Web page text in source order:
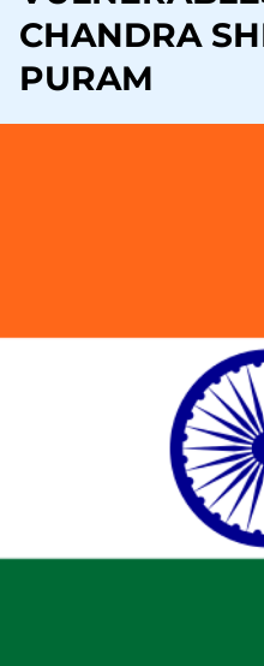
CHANDRA
PURAM